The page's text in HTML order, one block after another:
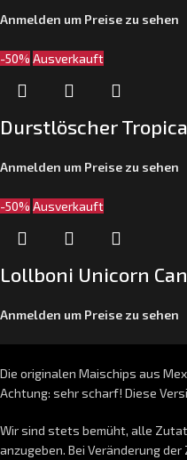
Anmelden um Preise zu sehen
-50% Ausverkauft
Durstlöscher
Anmelden um Preise zu sehen
-50% Ausverkauft
Lollboni Unicorn
Anmelden um Preise zu sehen
Die originalen Maischips aus
Achtung: sehr scharf! Diese
Wir sind stets bemüht, alle
anzugeben. Bei Veränderung